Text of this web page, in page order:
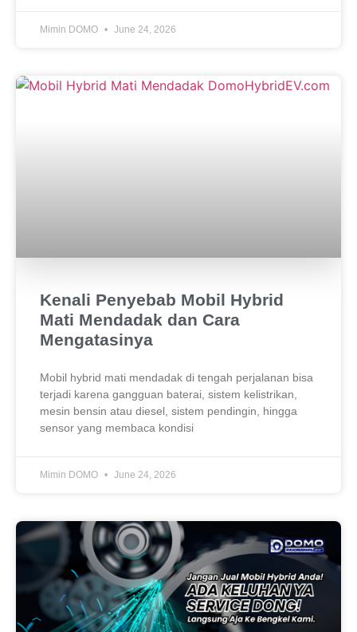
Mimin DOMO June 24, 2026
Kenali Penyebab Mobil Hybrid
Mati Mendadak dan Cara
Mengatasinya
Mobil hybrid mati mendadak di tengah perjalanan bisa
terjadi karena gangguan baterai, sistem kelistrikan,
mesin bensin atau diesel, sistem pendingin, hingga
sensor yang membaca kondisi
Mimin DOMO June 24, 2026